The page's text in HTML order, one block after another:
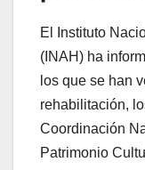
El Instituto
(INAH) ha
los que se han
rehabilitación,
Coordinación
Patrimonio